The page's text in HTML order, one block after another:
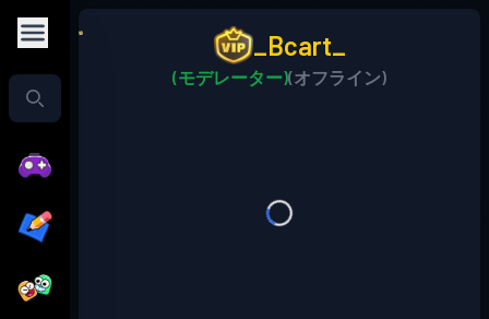
_Bcart_
(モデレーター)(オフライン)